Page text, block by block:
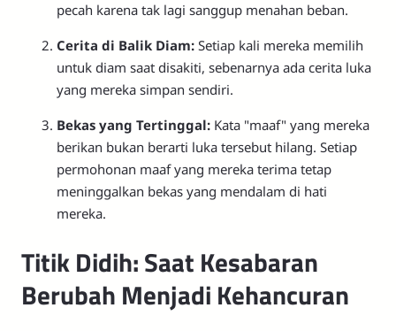
pecah karena tak lagi sanggup menahan beban.
Cerita di Balik Diam: Setiap kali mereka memilih
untuk diam saat disakiti, sebenarnya ada cerita luka
yang mereka simpan sendiri.
Bekas yang Tertinggal: Kata "maaf" yang mereka
berikan bukan berarti luka tersebut hilang. Setiap
permohonan maaf yang mereka terima tetap
meninggalkan bekas yang mendalam di hati
mereka.
Titik Didih: Saat Kesabaran
Berubah Menjadi Kehancuran